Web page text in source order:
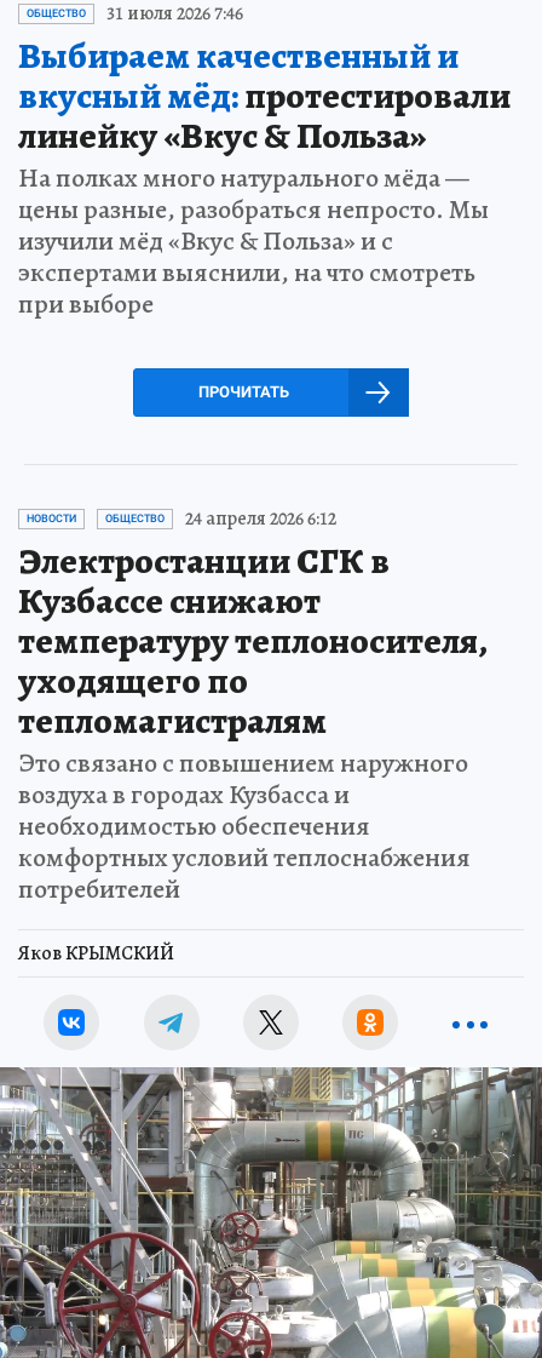
ОБЩЕСТВО 31 июля 2026 7:46
Выбираем качественный и
вкусный мёд:протестировали
линейку «Вкус & Польза»
На полках много натурального мёда —
цены разные, разобраться непросто. Мы
изучили мёд «Вкус & Польза» и с
экспертами выяснили, на что смотреть
при выборе
ПРОЧИТАТЬ
НОВОСТИ ОБЩЕСТВО 24 апреля 2026 6:12
Электростанции СГК в
Кузбассе снижают
температуру теплоносителя,
уходящего по
тепломагистралям
Это связано с повышением наружного
воздуха в городах Кузбасса и
необходимостью обеспечения
комфортных условий теплоснабжения
потребителей
Яков КРЫМСКИЙ